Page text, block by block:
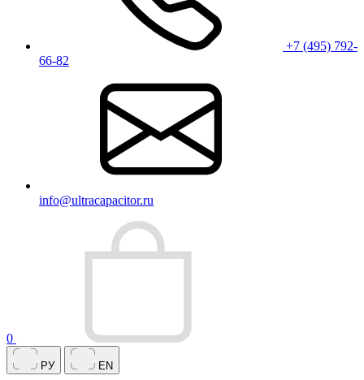
+7 (495) 792-
66-82
info@ultracapacitor.ru
0
РУ EN